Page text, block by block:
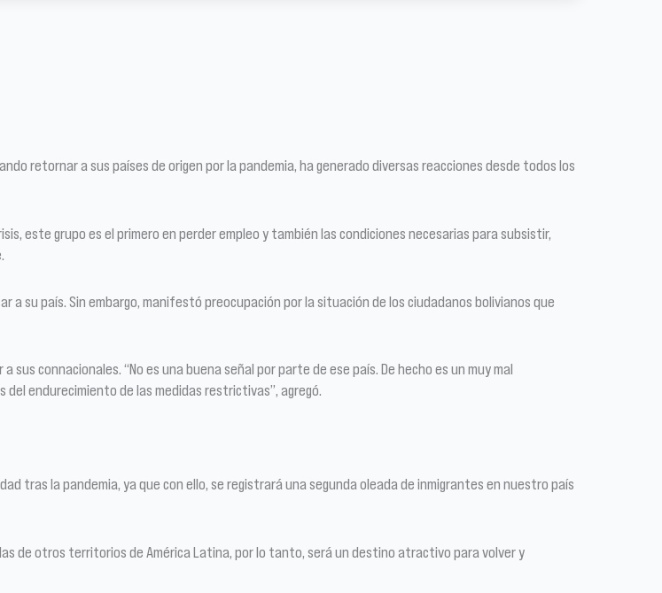
retornar a sus países de origen por la pandemia, ha generado diversas reacciones desde todos los
este grupo es el primero en perder empleo y también las condiciones necesarias para subsistir,
su país. Sin embargo, manifestó preocupación por la situación de los ciudadanos bolivianos que
connacionales. “No es una buena señal por parte de ese país. De hecho es un muy mal
endurecimiento de las medidas restrictivas”, agregó.
tras la pandemia, ya que con ello, se registrará una segunda oleada de inmigrantes en nuestro país
de otros territorios de América Latina, por lo tanto, será un destino atractivo para volver y